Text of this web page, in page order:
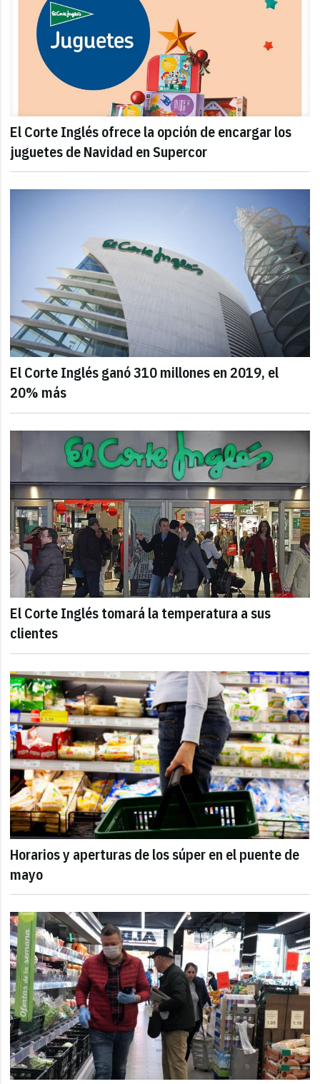
El Corte Inglés ofrece la opción de encargar los
juguetes de Navidad en Supercor
El Corte Inglés ganó 310 millones en 2019, el
20% más
El Corte Inglés tomará la temperatura a sus
clientes
Horarios y aperturas de los súper en el puente de
mayo